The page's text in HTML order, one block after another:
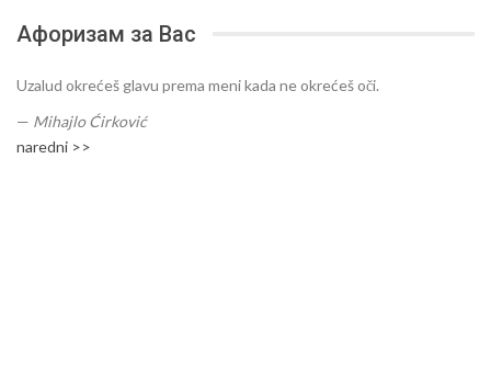
Афоризам за Вас
Uzalud okrećeš glavu prema meni kada ne okrećeš oči.
— Mihajlo Ćirković
naredni >>